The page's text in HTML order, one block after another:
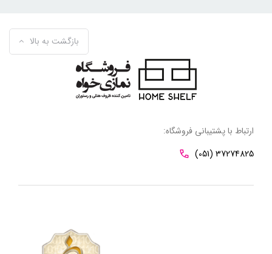
بازگشت به بالا
ارتباط با پشتیبانی فروشگاه:
(051) 37274825